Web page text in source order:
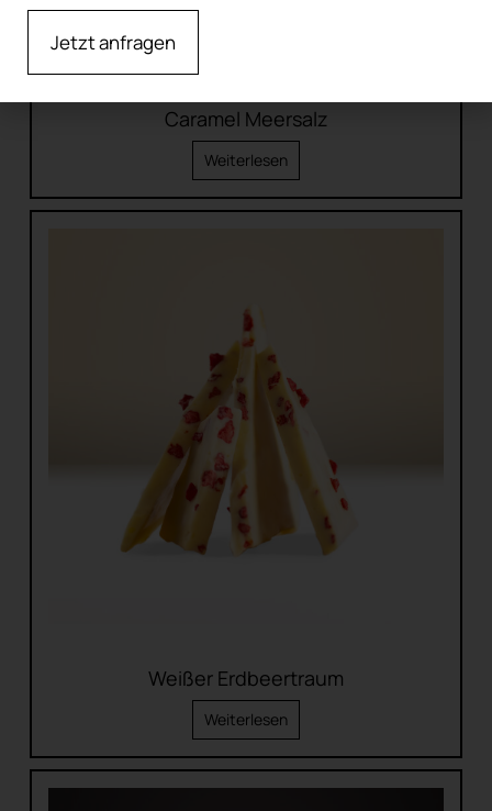
Caramel Meersalz
Weiterlesen
Weißer Erdbeertraum
Weiterlesen
Jetzt anfragen